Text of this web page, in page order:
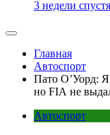
3 недели спустя
Главная
Автоспорт
Пато О’Уорд: Я
но FIA не
Автоспорт